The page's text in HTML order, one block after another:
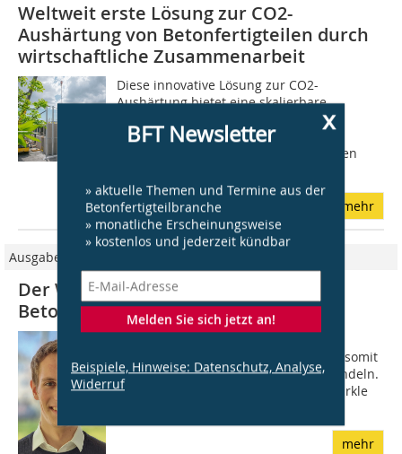
x
BFT Newsletter
» aktuelle Themen und Termine aus der
Betonfertigteilbranche
» monatliche Erscheinungsweise
» kostenlos und jederzeit kündbar
Melden Sie sich jetzt an!
Beispiele, Hinweise: Datenschutz, Analyse,
Widerruf
Weltweit erste Lösung zur CO2-
Aushärtung von Betonfertigteilen durch
wirtschaftliche Zusammenarbeit
Diese innovative Lösung zur CO2-
Aushärtung bietet eine skalierbare
Geschwindigkeit und Qualität bei der
Betonfertigteilproduktion zu optimieren
mehr
Ausgabe 06/2023
Der Weg zu klimaneutralen
Betonbauteilen
globa- len CO2-Emissionen und steht somit
in beson- derer Verantwortung zu handeln.
Daraus entstand das Interesse der Bürkle
mehr